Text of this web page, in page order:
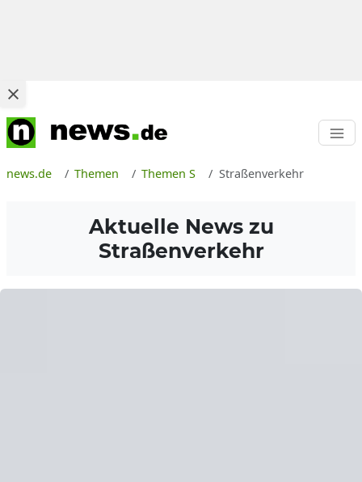
news.de Themen Themen S Straßenverkehr
Aktuelle News zu
Straßenverkehr